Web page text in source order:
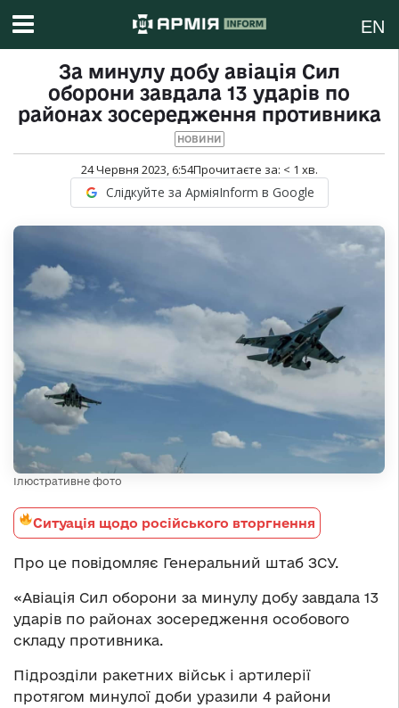
EN
За минулу добу авіація Сил
оборони завдала 13 ударів по
районах зосередження противника
НОВИНИ
24 Червня 2023, 6:54Прочитаєте за: < 1 хв.
Слідкуйте за АрміяInform в Google
Ілюстративне фото
Ситуація щодо російського вторгнення
Про це повідомляє Генеральний штаб ЗСУ.
«Авіація Сил оборони за минулу добу завдала 13
ударів по районах зосередження особового
складу противника.
Підрозділи ракетних військ і артилерії
протягом минулої доби уразили 4 райони